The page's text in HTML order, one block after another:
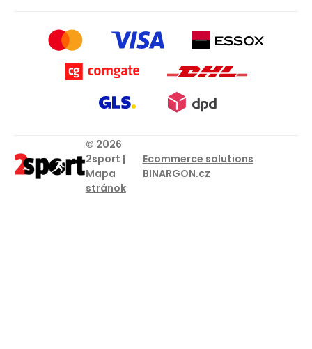
© 2026
2sport |
Mapa
stránok
Ecommerce solutions
BINARGON.cz